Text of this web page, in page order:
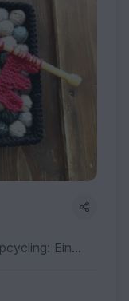
Wollreste / Reste-Anleitungen / Upcycling: Ein paar Ideen für Dich, was Du aus Deinen Wolleresten zaubern kannst….